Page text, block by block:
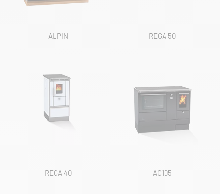
ALPIN REGA 50
REGA 40 AC105